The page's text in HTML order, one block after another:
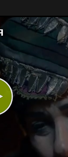
Video